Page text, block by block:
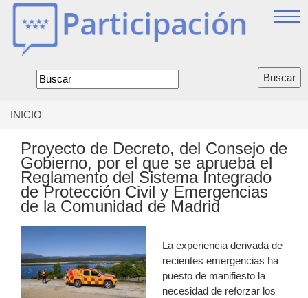
Jump
Formulario
de
encuentra
usted
aquí
INICIO
Proyecto de Decreto, del Consejo de
Gobierno, por el que se aprueba el
Reglamento del Sistema Integrado
de Protección Civil y Emergencias
de la Comunidad de Madrid
La experiencia derivada de
recientes emergencias ha
puesto de manifiesto la
necesidad de reforzar los